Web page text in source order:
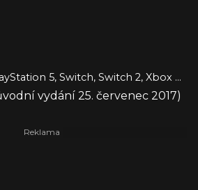
PC, PlayStation 4, PlayStation 5, Switch, Switch 2, Xbox One
vydání 25. červenec 2017)